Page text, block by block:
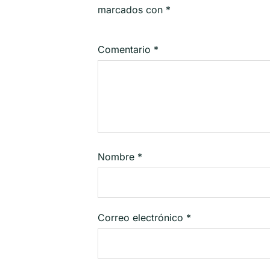
marcados con *
Comentario *
Nombre *
Correo electrónico *